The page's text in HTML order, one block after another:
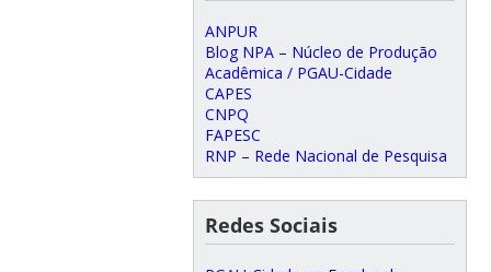
ANPUR
Blog NPA – Núcleo de Produção
Acadêmica / PGAU-Cidade
CAPES
CNPQ
FAPESC
RNP – Rede Nacional de Pesquisa
Redes Sociais